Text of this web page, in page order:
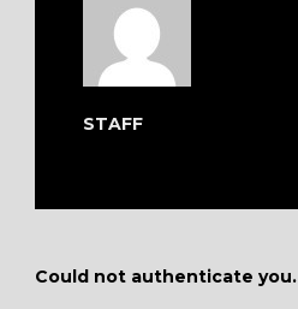
STAFF
Could not authenticate you.